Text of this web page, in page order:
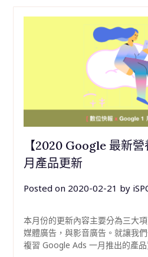
【2020 Google 最新
月產品更新
Posted on 2020-02-21 by
本月份的更新內容主要分為三大
媒體廣告，與影音廣告。就讓我
複習 Google Ads 一月推出的產品